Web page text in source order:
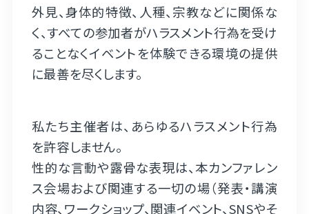
外見、身体的特徴、人種、宗教などに関係な
く、すべての参加者がハラスメント行為を受け
ることなくイベントを体験できる環境の提供
に最善を尽くします。
私たち主催者は、あらゆるハラスメント行為
を許容しません。
性的な言動や露骨な表現は、本カンファレン
ス会場および関連する一切の場（発表・講演
内容、ワークショップ、関連イベント、SNSやそ